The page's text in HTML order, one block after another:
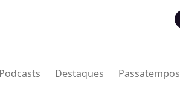
Podcasts Destaques Passatempos